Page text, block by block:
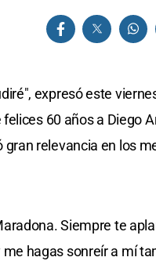
expresó este
60 años a Diego
gran relevancia en los
Siempre te
hagas sonreír a mí